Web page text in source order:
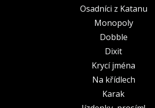
Osadníci z Katanu
Monopoly
Dobble
Dixit
Krycí jména
Na křídlech
Karak